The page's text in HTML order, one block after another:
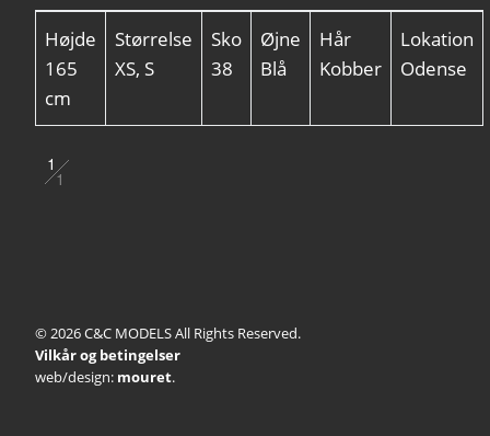
Højde
165
cm
Størrelse
XS, S
Sko
38
Øjne
Blå
Hår
Kobber
Lokation
Odense
1
1
© 2026 C&C MODELS All Rights Reserved.
Vilkår og betingelser
web/design: mouret.